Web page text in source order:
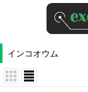
インコオウム